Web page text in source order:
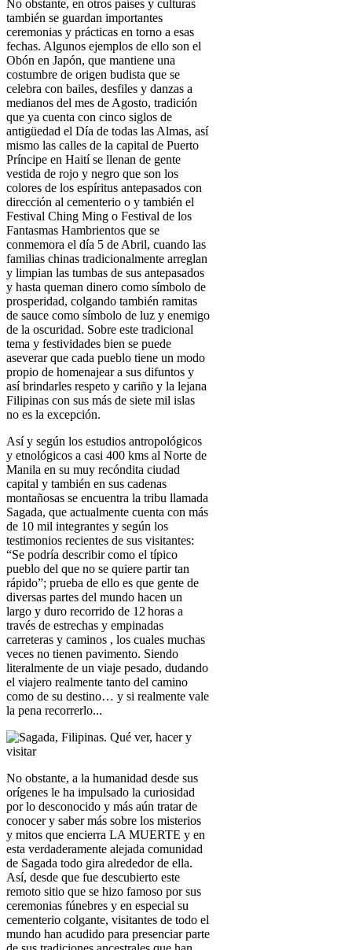
No obstante, en otros países y culturas
también se guardan importantes
ceremonias y prácticas en torno a esas
fechas. Algunos ejemplos de ello son el
Obón en Japón, que mantiene una
costumbre de origen budista que se
celebra con bailes, desfiles y danzas a
medianos del mes de Agosto, tradición
que ya cuenta con cinco siglos de
antigüedad el Día de todas las Almas, así
mismo las calles de la capital de Puerto
Príncipe en Haití se llenan de gente
vestida de rojo y negro que son los
colores de los espíritus antepasados con
dirección al cementerio o y también el
Festival Ching Ming o Festival de los
Fantasmas Hambrientos que se
conmemora el día 5 de Abril, cuando las
familias chinas tradicionalmente arreglan
y limpian las tumbas de sus antepasados
y hasta queman dinero como símbolo de
prosperidad, colgando también ramitas
de sauce como símbolo de luz y enemigo
de la oscuridad. Sobre este tradicional
tema y festividades bien se puede
aseverar que cada pueblo tiene un modo
propio de homenajear a sus difuntos y
así brindarles respeto y cariño y la lejana
Filipinas con sus más de siete mil islas
no es la excepción.
Así y según los estudios antropológicos
y etnológicos a casi 400 kms al Norte de
Manila en su muy recóndita ciudad
capital y también en sus cadenas
montañosas se encuentra la tribu llamada
Sagada, que actualmente cuenta con más
de 10 mil integrantes y según los
testimonios recientes de sus visitantes:
“Se podría describir como el típico
pueblo del que no se quiere partir tan
rápido”; prueba de ello es que gente de
diversas partes del mundo hacen un
largo y duro recorrido de 12 horas a
través de estrechas y empinadas
carreteras y caminos , los cuales muchas
veces no tienen pavimento. Siendo
literalmente de un viaje pesado, dudando
el viajero realmente tanto del camino
como de su destino… y si realmente vale
la pena recorrerlo...
No obstante, a la humanidad desde sus
orígenes le ha impulsado la curiosidad
por lo desconocido y más aún tratar de
conocer y saber más sobre los misterios
y mitos que encierra LA MUERTE y en
esta verdaderamente alejada comunidad
de Sagada todo gira alrededor de ella.
Así, desde que fue descubierto este
remoto sitio que se hizo famoso por sus
ceremonias fúnebres y en especial su
cementerio colgante, visitantes de todo el
mundo han acudido para presenciar parte